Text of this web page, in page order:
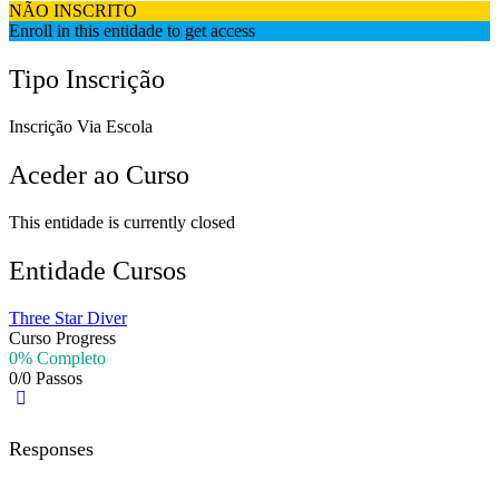
NÃO INSCRITO
Enroll in this entidade to get access
Tipo Inscrição
Inscrição Via Escola
Aceder ao Curso
This entidade is currently closed
Entidade Cursos
Three Star Diver
Curso Progress
0% Completo
0/0 Passos
Responses